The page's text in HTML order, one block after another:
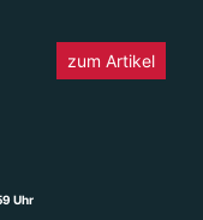
zum Artikel
Uhr